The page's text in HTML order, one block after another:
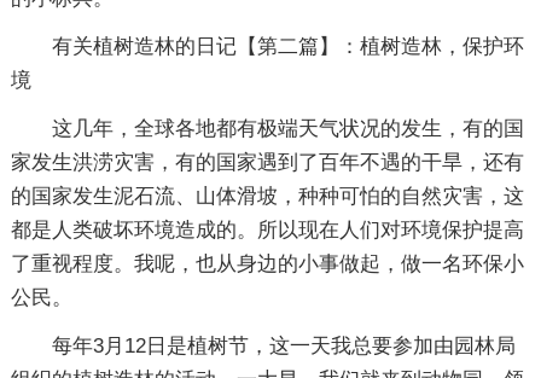
有关植树造林的日记【第二篇】：植树造林，保护环
境
这几年，全球各地都有极端天气状况的发生，有的国
家发生洪涝灾害，有的国家遇到了百年不遇的干旱，还有
的国家发生泥石流、山体滑坡，种种可怕的自然灾害，这
都是人类破坏环境造成的。所以现在人们对环境保护提高
了重视程度。我呢，也从身边的小事做起，做一名环保小
公民。
每年3月12日是植树节，这一天我总要参加由园林局